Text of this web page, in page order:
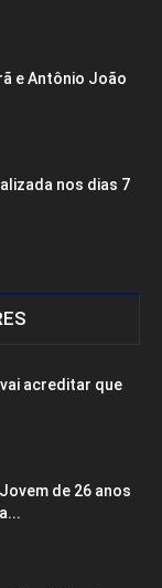
e Antônio João
nos dias 7
acreditar que
de 26 anos